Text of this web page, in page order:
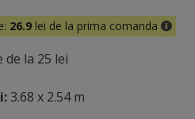
26.9 lei de la prima comanda
de la 25 lei
3.68 x 2.54 m